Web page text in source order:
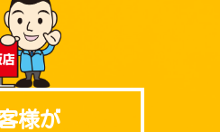
様が